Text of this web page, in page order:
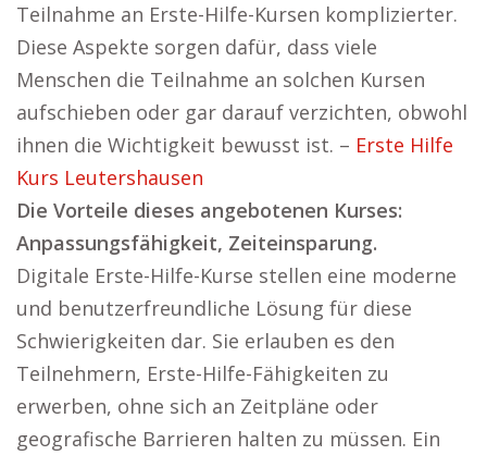
Teilnahme an Erste-Hilfe-Kursen komplizierter.
Diese Aspekte sorgen dafür, dass viele
Menschen die Teilnahme an solchen Kursen
aufschieben oder gar darauf verzichten, obwohl
ihnen die Wichtigkeit bewusst ist. – Erste Hilfe
Kurs Leutershausen
Die Vorteile dieses angebotenen Kurses:
Anpassungsfähigkeit, Zeiteinsparung.
Digitale Erste-Hilfe-Kurse stellen eine moderne
und benutzerfreundliche Lösung für diese
Schwierigkeiten dar. Sie erlauben es den
Teilnehmern, Erste-Hilfe-Fähigkeiten zu
erwerben, ohne sich an Zeitpläne oder
geografische Barrieren halten zu müssen. Ein